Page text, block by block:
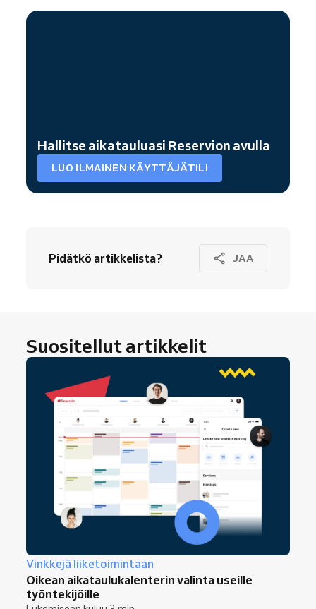
Hallitse aikatauluasi Reservion avulla
LUO ILMAINEN KÄYTTÄJÄTILI
Pidätkö artikkelista? JAA
Suositellut artikkelit
Vinkkejä liiketoimintaan
Oikean aikataulukalenterin valinta useille
työntekijöille